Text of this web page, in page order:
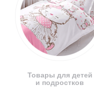
Товары для детей
и подростков